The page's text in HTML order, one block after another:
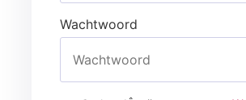
Wachtwoord